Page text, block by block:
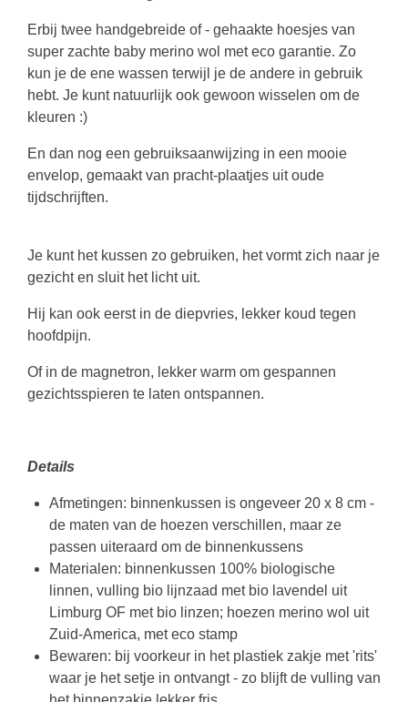
Erbij twee handgebreide of - gehaakte hoesjes van
super zachte baby merino wol met eco garantie. Zo
kun je de ene wassen terwijl je de andere in gebruik
hebt. Je kunt natuurlijk ook gewoon wisselen om de
kleuren :)
En dan nog een gebruiksaanwijzing in een mooie
envelop, gemaakt van pracht-plaatjes uit oude
tijdschrijften.
Je kunt het kussen zo gebruiken, het vormt zich naar je
gezicht en sluit het licht uit.
Hij kan ook eerst in de diepvries, lekker koud tegen
hoofdpijn.
Of in de magnetron, lekker warm om gespannen
gezichtsspieren te laten ontspannen.
Details
Afmetingen: binnenkussen is ongeveer 20 x 8 cm -
de maten van de hoezen verschillen, maar ze
passen uiteraard om de binnenkussens
Materialen: binnenkussen 100% biologische
linnen, vulling bio lijnzaad met bio lavendel uit
Limburg OF met bio linzen; hoezen merino wol uit
Zuid-America, met eco stamp
Bewaren: bij voorkeur in het plastiek zakje met 'rits'
waar je het setje in ontvangt - zo blijft de vulling van